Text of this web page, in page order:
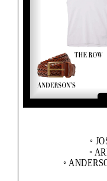
◦
◦
◦